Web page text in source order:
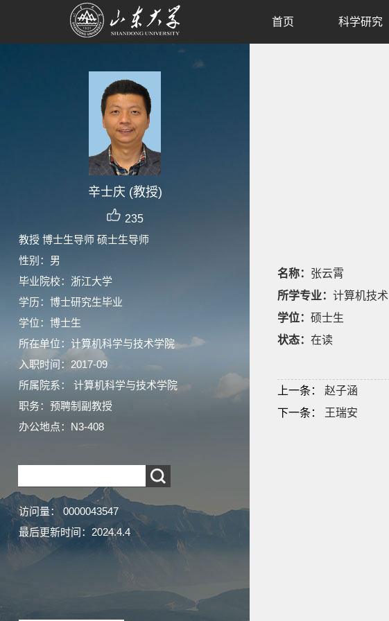
辛士庆 (教授)
235
教授 博士生导师 硕士生导师
性别：男
毕业院校：浙江大学
学历：博士研究生毕业
学位：博士生
所在单位：计算机科学与技术学院
入职时间：2017-09
所属院系： 计算机科学与技术学院
职务：预聘制副教授
办公地点：N3-408
访问量： 0000043547
最后更新时间： 2024.4.4
首页 科学研究
名称： 张云霄
所学专业： 计算机技术
学位： 硕士生
状态： 在读
上一条：
赵子涵
下一条：
王瑞安